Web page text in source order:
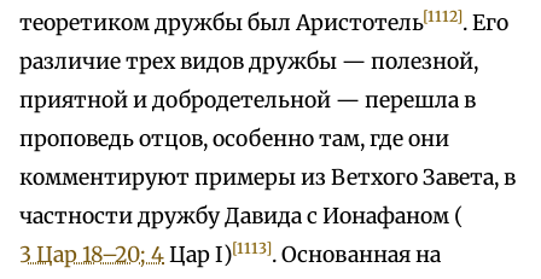
теоретиком дружбы был Аристотель[1112]. Его
различие трех видов дружбы — полезной,
приятной и добродетельной — перешла в
проповедь отцов, особенно там, где они
комментируют примеры из Ветхого Завета, в
частности дружбу Давида с Ионафаном (
3 Цар 18–20; 4Цар I)[1113]. Основанная на